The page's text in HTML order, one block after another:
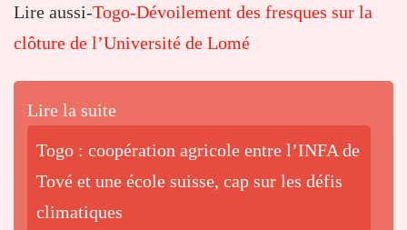
Lire aussi-Togo-Dévoilement des fresques sur la
clôture de l’Université de Lomé
Lire la suite
Togo : coopération agricole entre l’INFA de
Tové et une école suisse, cap sur les défis
climatiques